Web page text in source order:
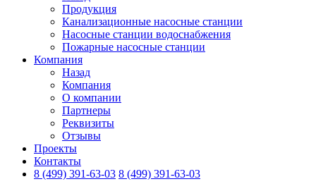
Продукция
Канализационные насосные станции
Насосные станции водоснабжения
Пожарные насосные станции
Компания
Назад
Компания
О компании
Партнеры
Реквизиты
Отзывы
Проекты
Контакты
8 (499) 391-63-03 8 (499) 391-63-03